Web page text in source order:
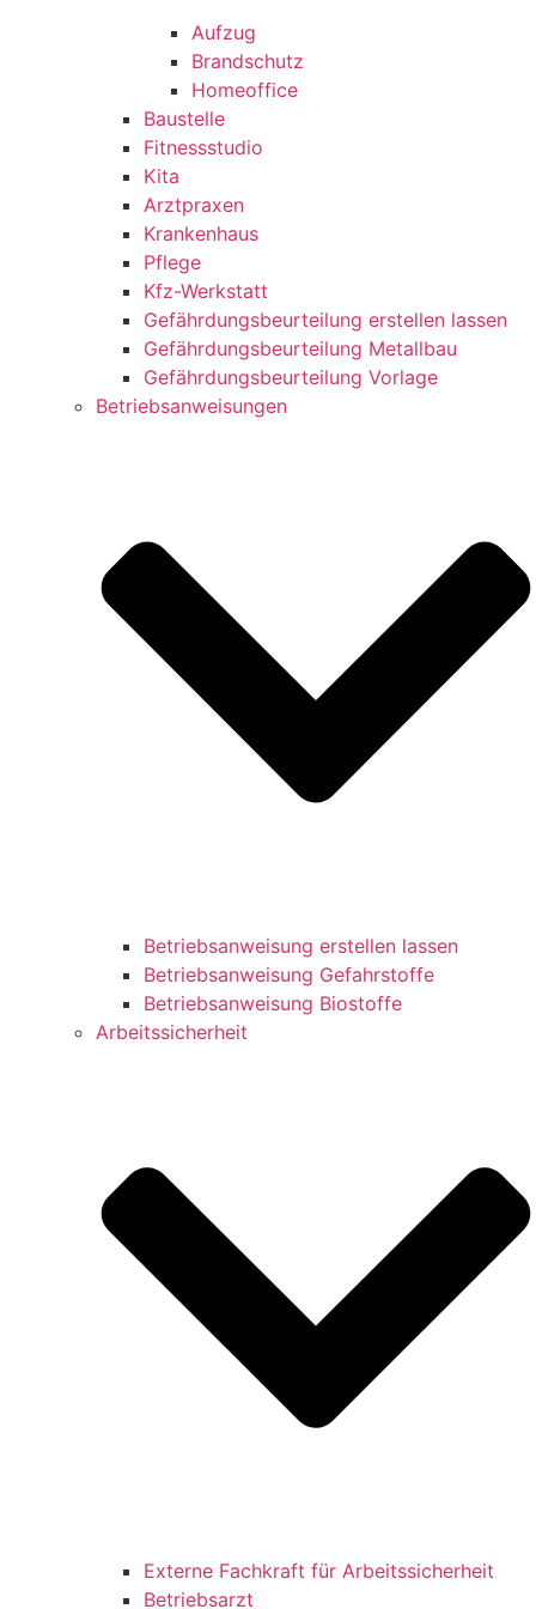
Aufzug
Brandschutz
Homeoffice
Baustelle
Fitnessstudio
Kita
Arztpraxen
Krankenhaus
Pflege
Kfz-Werkstatt
Gefährdungsbeurteilung erstellen lassen
Gefährdungsbeurteilung Metallbau
Gefährdungsbeurteilung Vorlage
Betriebsanweisungen
Betriebsanweisung erstellen lassen
Betriebsanweisung Gefahrstoffe
Betriebsanweisung Biostoffe
Arbeitssicherheit
Externe Fachkraft für Arbeitssicherheit
Betriebsarzt